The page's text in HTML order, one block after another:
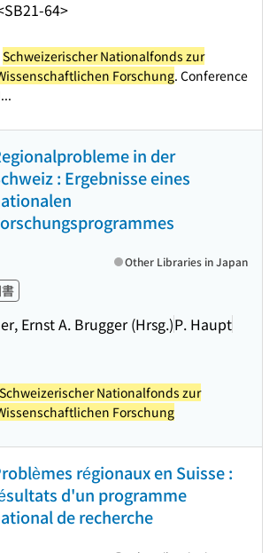
64>
Schweizerischer Nationalfonds zur
Forschung. Conference
in der
: Ergebnisse eines
Ernst A. Brugger (Hrsg.)P. Haupt
Other Libraries in Japan
Schweizerischer Nationalfonds zur
Forschung
régionaux en Suisse :
d'un programme
de recherche